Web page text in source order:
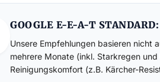
GOOGLE E-E-A-T
Unsere Empfehlungen basieren nicht
mehrere Monate (inkl. Starkregen
Reinigungskomfort (z.B. Kärcher-